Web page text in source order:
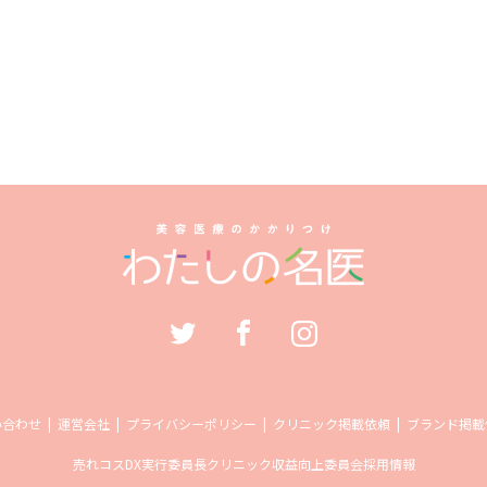
わせ 運営会社 プライバシーポリシー クリニック掲載依頼 ブランド掲
売れコスDX実行委員長クリニック収益向上委員会採用情報